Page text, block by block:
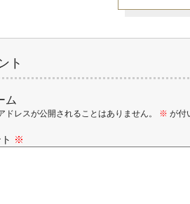
ト
ム
ドレスが公開されることはありません。 ※ が付
※